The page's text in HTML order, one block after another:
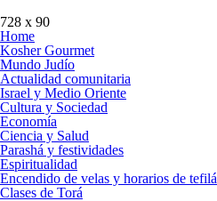
728 x 90
Home
Kosher Gourmet
Mundo Judío
Actualidad comunitaria
Israel y Medio Oriente
Cultura y Sociedad
Economía
Ciencia y Salud
Parashá y festividades
Espiritualidad
Encendido de velas y horarios de tefilá
Clases de Torá